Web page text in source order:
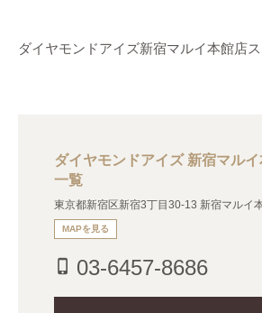
ダイヤモンドアイズ新宿マルイ本館店
ダイヤモンドアイズ 新宿マル
一覧
東京都新宿区新宿3丁目30-13 新宿マルイ
MAPを見る
phone_iphone 03-6457-8686